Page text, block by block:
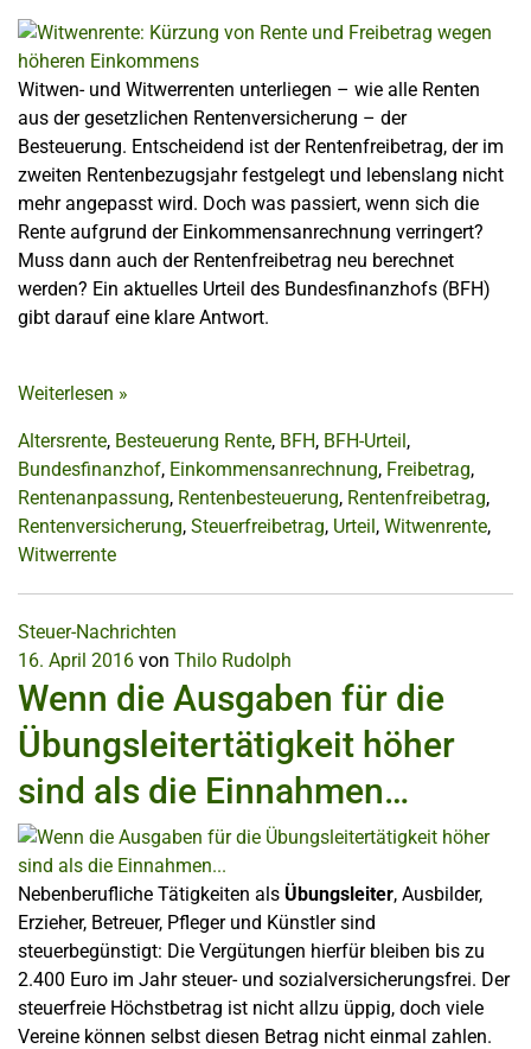
Witwen- und Witwerrenten unterliegen – wie alle Renten
aus der gesetzlichen Rentenversicherung – der
Besteuerung. Entscheidend ist der Rentenfreibetrag, der im
zweiten Rentenbezugsjahr festgelegt und lebenslang nicht
mehr angepasst wird. Doch was passiert, wenn sich die
Rente aufgrund der Einkommensanrechnung verringert?
Muss dann auch der Rentenfreibetrag neu berechnet
werden? Ein aktuelles Urteil des Bundesfinanzhofs (BFH)
gibt darauf eine klare Antwort.
Weiterlesen »
Altersrente, Besteuerung Rente, BFH, BFH-Urteil,
Bundesfinanzhof, Einkommensanrechnung, Freibetrag,
Rentenanpassung, Rentenbesteuerung, Rentenfreibetrag,
Rentenversicherung, Steuerfreibetrag, Urteil, Witwenrente,
Witwerrente
Steuer-Nachrichten
16. April 2016 von Thilo Rudolph
Wenn die Ausgaben für die
Übungsleitertätigkeit höher
sind als die Einnahmen…
Nebenberufliche Tätigkeiten als Übungsleiter, Ausbilder,
Erzieher, Betreuer, Pfleger und Künstler sind
steuerbegünstigt: Die Vergütungen hierfür bleiben bis zu
2.400 Euro im Jahr steuer- und sozialversicherungsfrei. Der
steuerfreie Höchstbetrag ist nicht allzu üppig, doch viele
Vereine können selbst diesen Betrag nicht einmal zahlen.